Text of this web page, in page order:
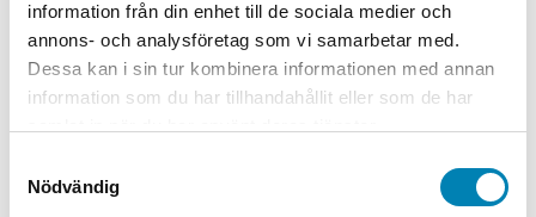
information från din enhet till de sociala medier och
annons- och analysföretag som vi samarbetar med.
Dessa kan i sin tur kombinera informationen med annan
information som du har tillhandahållit eller som de har
Nödvändig
64,00kr 51,20kr ink. moms ex. moms
Lägg till i
varukorg
Blankettfack Durable FLEXIPLUS
med Magnet 2-fack A4L